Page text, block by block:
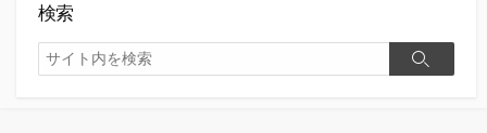
検索
検
索
検